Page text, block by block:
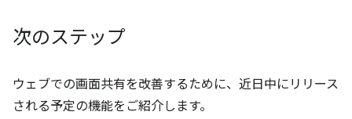
次のステップ
ウェブでの画面共有を改善するために、近日中にリリース
される予定の機能をご紹介します。